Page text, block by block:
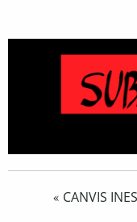
« CANVIS